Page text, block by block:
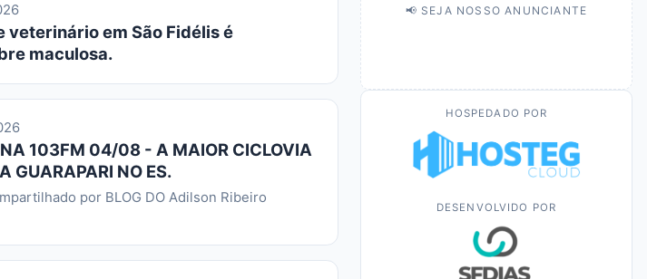
em São Fidélis é
maculosa.
NA 103FM 04/08 - A MAIOR CICLOVIA
GUARAPARI NO ES.
por BLOG DO Adilson Ribeiro
📢 SEJA NOSSO ANUNCIANTE
HOSPEDADO POR
DESENVOLVIDO POR